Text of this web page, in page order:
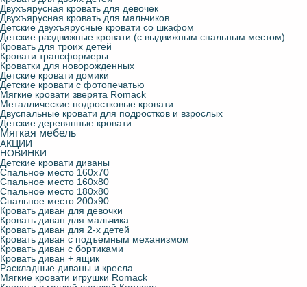
Двухъярусная кровать для девочек
Двухъярусная кровать для мальчиков
Детские двухъярусные кровати со шкафом
Детские раздвижные кровати (с выдвижным спальным местом)
Кровать для троих детей
Кровати трансформеры
Кроватки для новорожденных
Детские кровати домики
Детские кровати с фотопечатью
Мягкие кровати зверята Romack
Металлические подростковые кровати
Двуспальные кровати для подростков и взрослых
Детские деревянные кровати
Мягкая мебель
АКЦИИ
НОВИНКИ
Детские кровати диваны
Спальное место 160х70
Спальное место 160х80
Спальное место 180х80
Спальное место 200х90
Кровать диван для девочки
Кровать диван для мальчика
Кровать диван для 2-х детей
Кровать диван с подъемным механизмом
Кровать диван с бортиками
Кровать диван + ящик
Раскладные диваны и кресла
Мягкие кровати игрушки Romack